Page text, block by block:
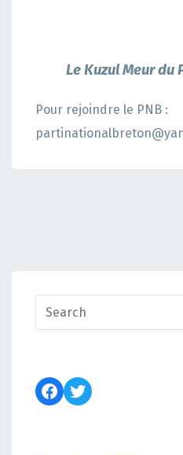
Le Kuzul Meur
Pour rejoindre le PNB :